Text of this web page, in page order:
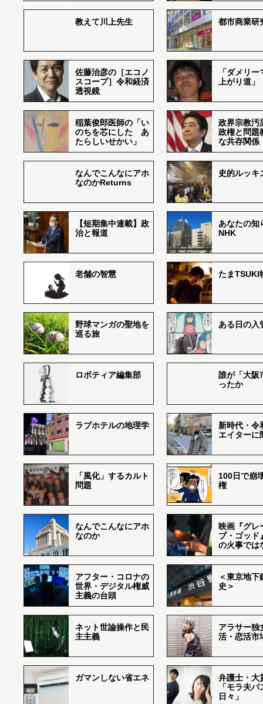
教えて川上先生 都市商業研
佐藤治彦の［エコノ
スコープ］令和経済
透視鏡
「ダメリ
上がり道」
稲葉俊郎医師の「い
のちを芯にした あ
たらしいせかい」
政界宗教汚
政権と問題
な共存関係
なんでこんなにアホ
なのかReturns
史的ルッキ
【短期集中連載】政
治と報道
あなたの知
NHK
老舗の智慧 たまTSUKI
野球マンガの聖地を
巡る旅
ある日の入
ロボティア編集部
誰が「大阪
ったか
ラブホテルの地理学
新時代・令
エイターに
「風化」するカルト
問題
100日で崩
権
なんでこんなにアホ
なのか
映画『グレ
ブ・ゴッド
の火事では
アフター・コロナの
世界・デジタル権威
主義の台頭
＜東京地下
史＞
ネット世論操作と民
主主義
アラサー独
活・恋活市
ガマンしない省エネ
弁護士・大
「モラ夫
日々」